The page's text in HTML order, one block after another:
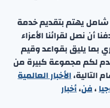
شامل يهتم بتقديم خدمة
أن نصل لقرائنا الأعزاء
بما يليق بقواعد وقيم
لكم مجموعة كبيرة من
التالية،الأخبار العالمية
،فن،أخبار